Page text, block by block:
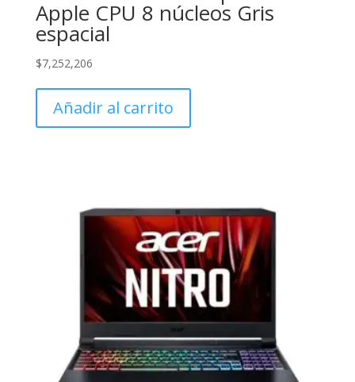
Apple CPU 8 núcleos Gris
espacial
$7,252,206
Añadir al carrito